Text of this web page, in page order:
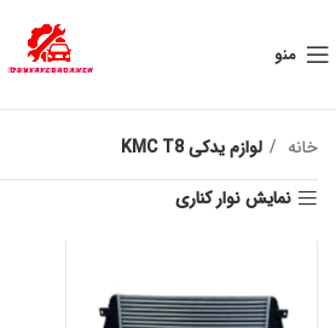
منو
خانه لوازم یدکی KMC T8
نمایش نوار کناری
به علت نوسان ارز ، لطفا قبل از خرید تماس بگیرید.